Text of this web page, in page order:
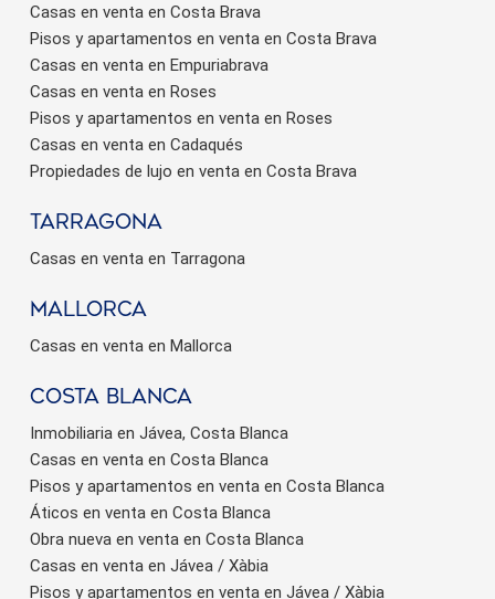
Casas en venta en Costa Brava
Pisos y apartamentos en venta en Costa Brava
Casas en venta en Empuriabrava
Casas en venta en Roses
Pisos y apartamentos en venta en Roses
Casas en venta en Cadaqués
Propiedades de lujo en venta en Costa Brava
Tarragona
Casas en venta en Tarragona
Mallorca
Casas en venta en Mallorca
Costa Blanca
Inmobiliaria en Jávea, Costa Blanca
Casas en venta en Costa Blanca
Pisos y apartamentos en venta en Costa Blanca
Áticos en venta en Costa Blanca
Obra nueva en venta en Costa Blanca
Casas en venta en Jávea / Xàbia
Pisos y apartamentos en venta en Jávea / Xàbia